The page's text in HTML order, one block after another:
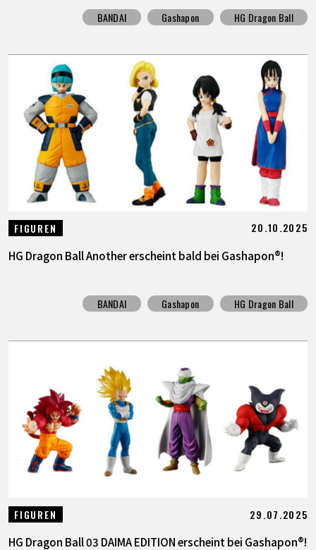
BANDAI Gashapon HG Dragon Ball
FIGUREN 20.10.2025
HG Dragon Ball Another erscheint bald bei Gashapon®!
BANDAI Gashapon HG Dragon Ball
FIGUREN 29.07.2025
HG Dragon Ball 03 DAIMA EDITION erscheint bei Gashapon®!